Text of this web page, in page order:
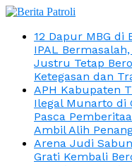
12 Dapur MBG di
IPAL
Justru Tetap
Ketegasan dan
APH Kabupaten
Ilegal Munarto di
Pasca
Ambil Alih
Arena Judi
Grati Kembali